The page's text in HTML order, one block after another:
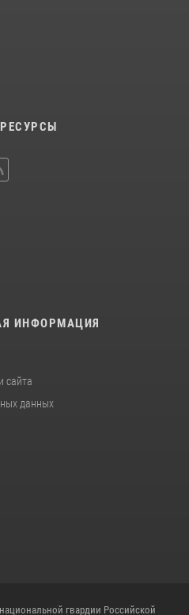
ИНФОРМАЦИЯ
сайта
данных
гвардии Российской